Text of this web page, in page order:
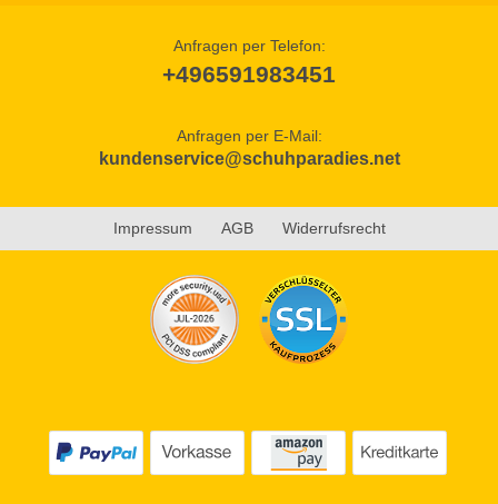
Anfragen per Telefon:
+496591983451
Anfragen per E-Mail:
kundenservice@schuhparadies.net
Impressum AGB Widerrufsrecht